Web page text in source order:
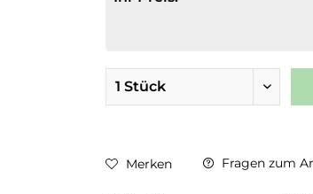
Merken Fragen zum